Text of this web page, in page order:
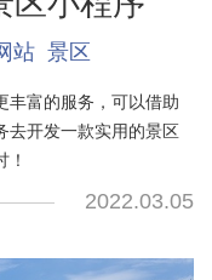
站 景区
丰富的服务，可以借助
去开发一款实用的景区
2022.03.05